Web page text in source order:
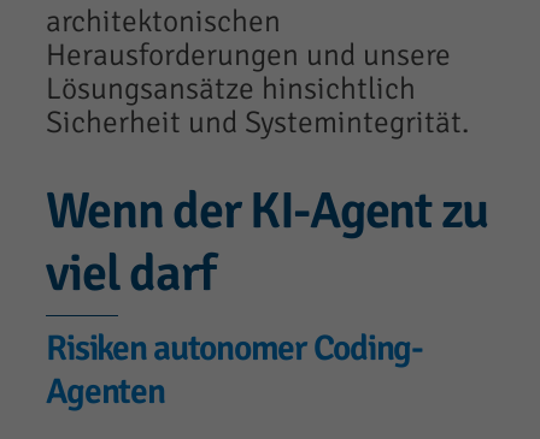
architektonischen
Herausforderungen und unsere
Lösungsansätze hinsichtlich
Sicherheit und Systemintegrität.
Wenn der KI-Agent zu
viel darf
Risiken autonomer Coding-
Agenten